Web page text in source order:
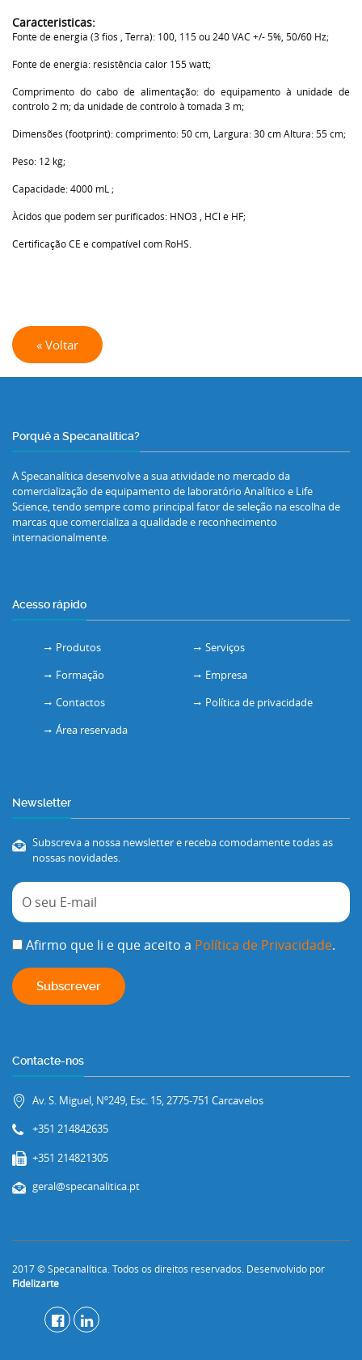
Caracteristicas:
Fonte de energia (3 fios , Terra): 100, 115 ou 240 VAC +/- 5%, 50/60 Hz;
Fonte de energia: resistência calor 155 watt;
Comprimento do cabo de alimentação: do equipamento à unidade de
controlo 2 m; da unidade de controlo à tomada 3 m;
Dimensões (footprint): comprimento: 50 cm, Largura: 30 cm Altura: 55 cm;
Peso: 12 kg;
Capacidade: 4000 mL ;
Àcidos que podem ser purificados: HNO3 , HCl e HF;
Certificação CE e compatível com RoHS.
« Voltar
Porquê a Specanalítica?
A Specanalítica desenvolve a sua atividade no mercado da
comercialização de equipamento de laboratório Analítico e Life
Science, tendo sempre como principal fator de seleção na escolha de
marcas que comercializa a qualidade e reconhecimento
internacionalmente.
Acesso rápido
Produtos
Serviços
Formação
Empresa
Contactos
Política de privacidade
Área reservada
Newsletter
Subscreva a nossa newsletter e receba comodamente todas as
nossas novidades.
Afirmo que li e que aceito a Política de Privacidade.
Contacte-nos
Av. S. Miguel, Nº249, Esc. 15, 2775-751 Carcavelos
+351 214842635
+351 214821305
geral@specanalitica.pt
2017 © Specanalítica. Todos os direitos reservados. Desenvolvido por
Fidelizarte